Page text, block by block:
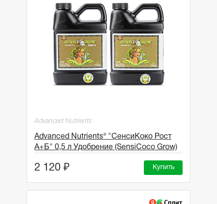
Advanced Nutrients
Advanced Nutrients® "СенсиКоко Рост
A+Б" 0,5 л Удобрение (SensiCoco Grow)
2 120 ₽ Купить